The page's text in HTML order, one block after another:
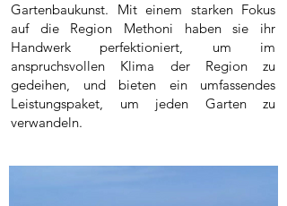
Gartenbaukunst. Mit einem starken Fokus
auf die Region Methoni haben sie ihr
Handwerk perfektioniert, um im
anspruchsvollen Klima der Region zu
gedeihen, und bieten ein umfassendes
Leistungspaket, um jeden Garten zu
verwandeln.